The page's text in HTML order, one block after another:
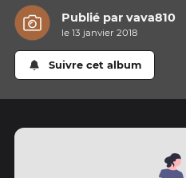
Publié parvava810
le 13 janvier 2018
Suivre cet album